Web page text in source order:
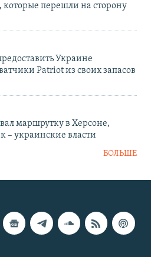
перешли на сторону
Украине
Patriot из своих запасов
маршрутку в Херсоне,
– украинские власти
БОЛЬШЕ